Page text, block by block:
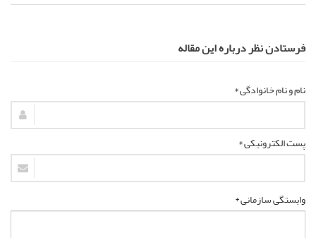
فرستادن نظر درباره این مقاله
نام و نام خانوادگی *
پست الکترونیکی *
وابستگی سازمانی *